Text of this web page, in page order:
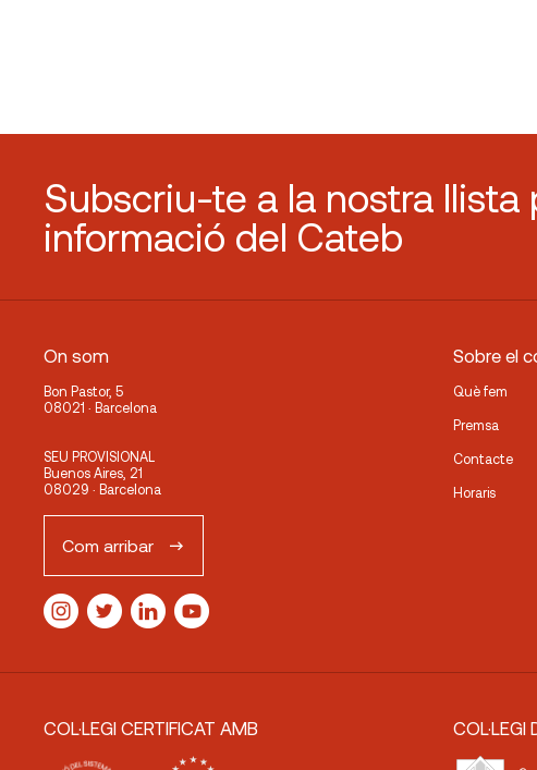
Subscriu-te a la nostra
informació del Cateb
On som
Bon Pastor, 5
08021 · Barcelona
SEU PROVISIONAL
Buenos Aires, 21
08029 · Barcelona
Com arribar
Sobre el
Què fem
Premsa
Contacte
Horaris
COL·LEGI CERTIFICAT AMB COL·LEGI